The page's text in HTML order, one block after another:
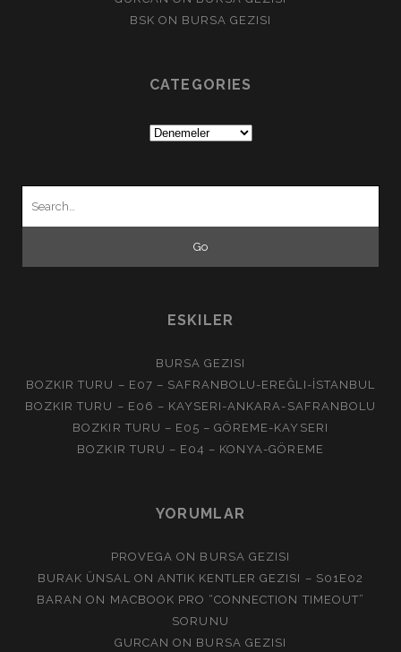
BSK ON BURSA GEZISI
CATEGORIES
ESKILER
BURSA GEZISI
BOZKIR TURU – E07 – SAFRANBOLU-EREĞLI-İSTANBUL
BOZKIR TURU – E06 – KAYSERI-ANKARA-SAFRANBOLU
BOZKIR TURU – E05 – GÖREME-KAYSERI
BOZKIR TURU – E04 – KONYA-GÖREME
YORUMLAR
PROVEGA ON BURSA GEZISI
BURAK ÜNSALON ANTIK KENTLER GEZISI – S01E02
BARAN ON MACBOOK PRO “CONNECTION TIMEOUT”
SORUNU
GURCAN ON BURSA GEZISI